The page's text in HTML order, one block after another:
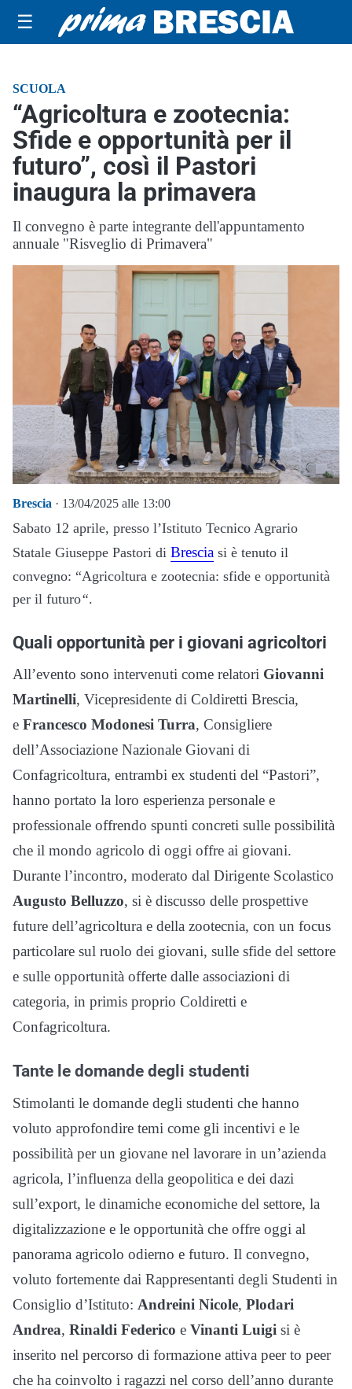
☰
SCUOLA
“Agricoltura e zootecnia:
Sfide e opportunità per il
futuro”, così il Pastori
inaugura la primavera
Il convegno è parte integrante dell'appuntamento
annuale "Risveglio di Primavera"
Brescia · 13/04/2025 alle 13:00
Sabato 12 aprile, presso l’Istituto Tecnico Agrario
Statale Giuseppe Pastori di Brescia si è tenuto il
convegno: “Agricoltura e zootecnia: sfide e opportunità
per il futuro“.
Quali opportunità per i giovani agricoltori
All’evento sono intervenuti come relatori Giovanni
Martinelli, Vicepresidente di Coldiretti Brescia,
e Francesco Modonesi Turra, Consigliere
dell’Associazione Nazionale Giovani di
Confagricoltura, entrambi ex studenti del “Pastori”,
hanno portato la loro esperienza personale e
professionale offrendo spunti concreti sulle possibilità
che il mondo agricolo di oggi offre ai giovani.
Durante l’incontro, moderato dal Dirigente Scolastico
Augusto Belluzzo, si è discusso delle prospettive
future dell’agricoltura e della zootecnia, con un focus
particolare sul ruolo dei giovani, sulle sfide del settore
e sulle opportunità offerte dalle associazioni di
categoria, in primis proprio Coldiretti e
Confagricoltura.
Tante le domande degli studenti
Stimolanti le domande degli studenti che hanno
voluto approfondire temi come gli incentivi e le
possibilità per un giovane nel lavorare in un’azienda
agricola, l’influenza della geopolitica e dei dazi
sull’export, le dinamiche economiche del settore, la
digitalizzazione e le opportunità che offre oggi al
panorama agricolo odierno e futuro. Il convegno,
voluto fortemente dai Rappresentanti degli Studenti in
Consiglio d’Istituto: Andreini Nicole, Plodari
Andrea, Rinaldi Federico e Vinanti Luigi si è
inserito nel percorso di formazione attiva peer to peer
che ha coinvolto i ragazzi nel corso dell’anno durante